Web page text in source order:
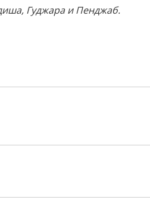
Гуджара и Пенджаб.